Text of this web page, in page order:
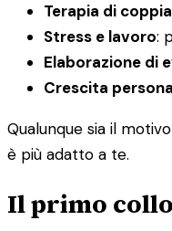
Terapia di coppia
Stress e lavoro:
Elaborazione di
Crescita
Qualunque sia il
è più adatto a te.
Il primo